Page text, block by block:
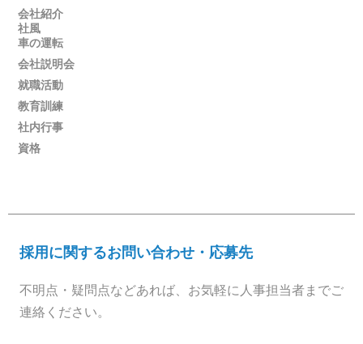
会社紹介
社風
車の運転
会社説明会
就職活動
教育訓練
社内行事
資格
採用に関するお問い合わせ・応募先
不明点・疑問点などあれば、お気軽に人事担当者までご
連絡ください。